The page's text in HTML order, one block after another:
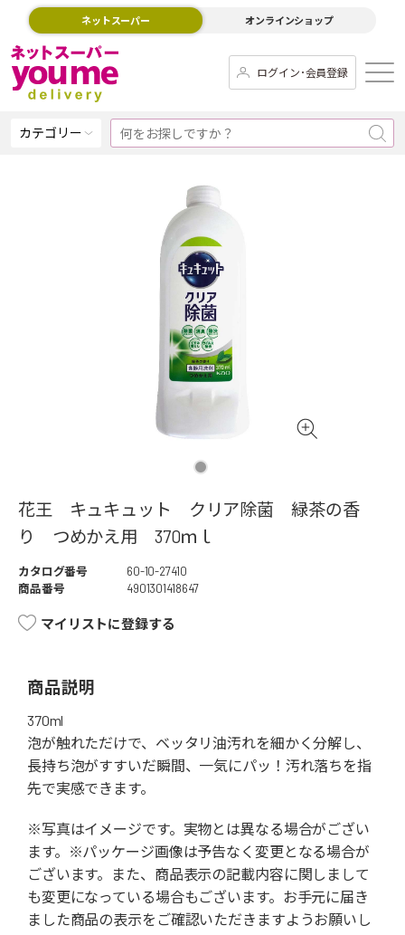
ネットスーパー オンラインショップ
ログイン･会員登録
カテゴリー
花王 キュキュット クリア除菌 緑茶の香
り つめかえ用 370ｍｌ
カタログ番号
60-10-27410
商品番号
4901301418647
マイリストに登録する
商品説明
370ml
泡が触れただけで、ベッタリ油汚れを細かく分解し、
長持ち泡がすすいだ瞬間、一気にパッ！汚れ落ちを指
先で実感できます。
※写真はイメージです。実物とは異なる場合がござい
ます。※パッケージ画像は予告なく変更となる場合が
ございます。また、商品表示の記載内容に関しまして
も変更になっている場合もございます。お手元に届き
ました商品の表示をご確認いただきますようお願いし